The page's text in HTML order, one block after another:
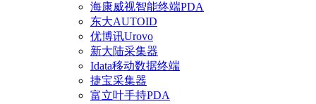
海康威视智能终端PDA
东大AUTOID
优博讯Urovo
新大陆采集器
Idata移动数据终端
捷宝采集器
富立叶手持PDA